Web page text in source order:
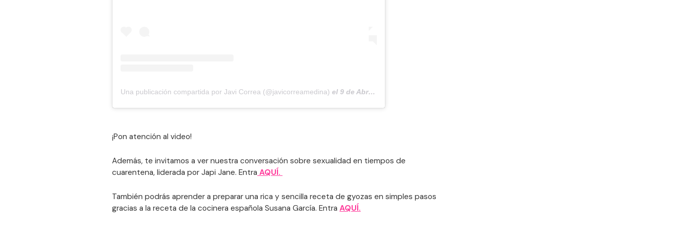
Una publicación compartida por Javi Correa (@javicorreamedina) el 9 de Abr de 2020 a las 10:48 PDT
¡Pon atención al video!
Además, te invitamos a ver nuestra conversación sobre sexualidad en tiempos de
cuarentena, liderada por Japi Jane. Entra AQUÍ.
También podrás aprender a preparar una rica y sencilla receta de gyozas en simples pasos
gracias a la receta de la cocinera española Susana García. Entra AQUÍ.